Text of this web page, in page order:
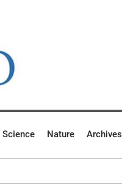
Science Nature Archives